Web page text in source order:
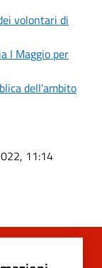
volontari di
I Maggio per
dell’ambito
11:14